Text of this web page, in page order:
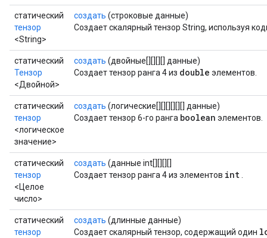
статический
тензор
<String>
создать (строковые данные)
Создает скалярный тензор String, используя
статический
Тензор
<Двойной>
создать (двойные[][][][] данные)
Создает тензор ранга 4 из double элементов.
статический
тензор
<логическое
значение>
создать (логические[][][][][][] данные)
Создает тензор 6-го ранга boolean элементов.
статический
тензор
<Целое
число>
создать (данные int[][][][]
Создает тензор ранга 4 из элементов int
статический
тензор
создать (длинные данные)
Создает скалярный тензор, содержащий один